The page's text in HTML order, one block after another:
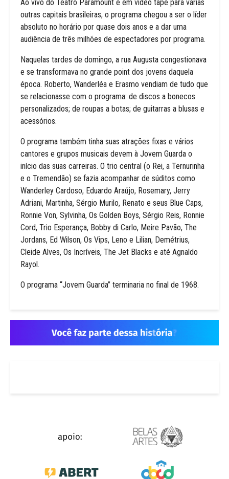
Ao vivo do Teatro Paramount e em vídeo tape para várias
outras capitais brasileiras, o programa chegou a ser o líder
absoluto no horário por quase dois anos e a dar uma
audiência de três milhões de espectadores por programa.
Naquelas tardes de domingo, a rua Augusta congestionava
e se transformava no grande point dos jovens daquela
época. Roberto, Wanderléa e Erasmo vendiam de tudo que
se relacionasse com o programa: de discos a bonecos
personalizados; de roupas a botas; de guitarras a blusas e
acessórios.
O programa também tinha suas atrações fixas e vários
cantores e grupos musicais devem à Jovem Guarda o
início das suas carreiras. O trio central (o Rei, a Ternurinha
e o Tremendão) se fazia acompanhar de súditos como
Wanderley Cardoso, Eduardo Araújo, Rosemary, Jerry
Adriani, Martinha, Sérgio Murilo, Renato e seus Blue Caps,
Ronnie Von, Sylvinha, Os Golden Boys, Sérgio Reis, Ronnie
Cord, Trio Esperança, Bobby di Carlo, Meire Pavão, The
Jordans, Ed Wilson, Os Vips, Leno e Lilian, Demétrius,
Cleide Alves, Os Incríveis, The Jet Blacks e até Agnaldo
Rayol.
O programa “Jovem Guarda” terminaria no final de 1968.